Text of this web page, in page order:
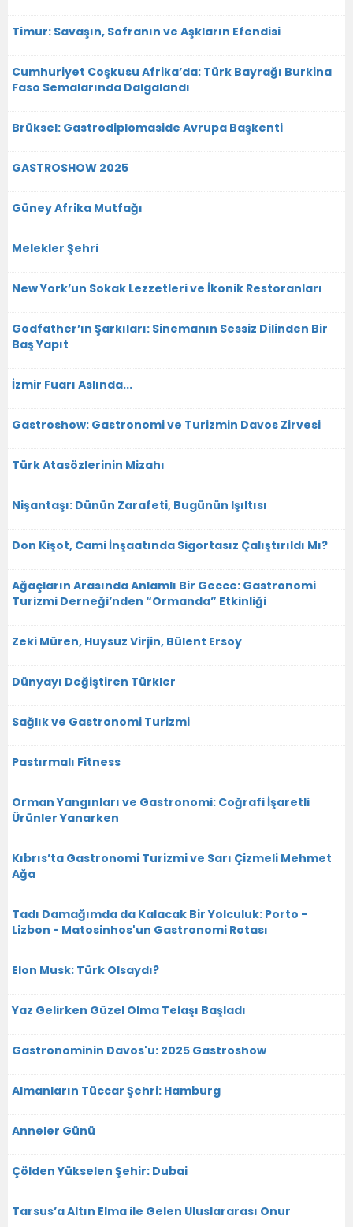
Timur: Savaşın, Sofranın ve Aşkların Efendisi
Cumhuriyet Coşkusu Afrika’da: Türk Bayrağı Burkina
Faso Semalarında Dalgalandı
Brüksel: Gastrodiplomaside Avrupa Başkenti
GASTROSHOW 2025
Güney Afrika Mutfağı
Melekler Şehri
New York’un Sokak Lezzetleri ve İkonik Restoranları
Godfather’ın Şarkıları: Sinemanın Sessiz Dilinden Bir
Baş Yapıt
İzmir Fuarı Aslında...
Gastroshow: Gastronomi ve Turizmin Davos Zirvesi
Türk Atasözlerinin Mizahı
Nişantaşı: Dünün Zarafeti, Bugünün Işıltısı
Don Kişot, Cami İnşaatında Sigortasız Çalıştırıldı Mı?
Ağaçların Arasında Anlamlı Bir Gecce: Gastronomi
Turizmi Derneği’nden “Ormanda” Etkinliği
Zeki Müren, Huysuz Virjin, Bülent Ersoy
Dünyayı Değiştiren Türkler
Sağlık ve Gastronomi Turizmi
Pastırmalı Fitness
Orman Yangınları ve Gastronomi: Coğrafi İşaretli
Ürünler Yanarken
Kıbrıs’ta Gastronomi Turizmi ve Sarı Çizmeli Mehmet
Ağa
Tadı Damağımda da Kalacak Bir Yolculuk: Porto -
Lizbon - Matosinhos'un Gastronomi Rotası
Elon Musk: Türk Olsaydı?
Yaz Gelirken Güzel Olma Telaşı Başladı
Gastronominin Davos'u: 2025 Gastroshow
Almanların Tüccar Şehri: Hamburg
Anneler Günü
Çölden Yükselen Şehir: Dubai
Tarsus’a Altın Elma ile Gelen Uluslararası Onur